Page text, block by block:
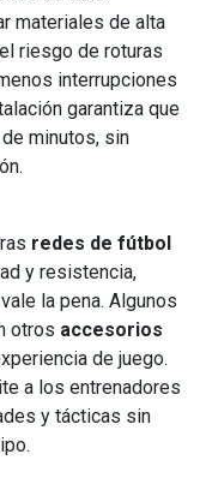
materiales de alta
riesgo de roturas
interrupciones
garantiza que
minutos, sin
redes de fútbol
y resistencia,
la pena. Algunos
otros accesorios
de juego.
a los entrenadores
y tácticas sin